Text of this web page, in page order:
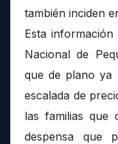
también inciden
Esta
Nacional de
que de plano ya
escalada de
las familias que
despensa que